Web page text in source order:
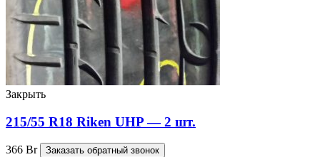
Закрыть
215/55 R18 Riken UHP — 2 шт.
366 Br Заказать обратный звонок